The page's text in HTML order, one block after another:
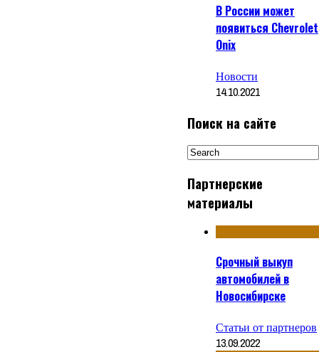
В России может
появиться Chevrolet
Onix
Новости
14.10.2021
Поиск на сайте
Партнерские
материалы
Срочный выкуп
автомобилей в
Новосибирске
Статьи от партнеров
13.09.2022